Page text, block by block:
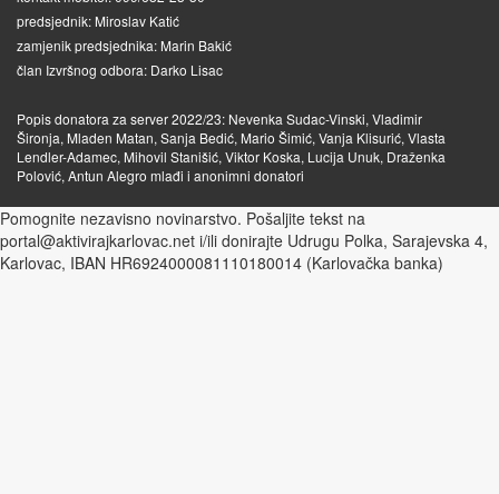
predsjednik: Miroslav Katić
zamjenik predsjednika: Marin Bakić
član Izvršnog odbora: Darko Lisac
Popis donatora za server 2022/23: Nevenka Sudac-Vinski, Vladimir
Šironja, Mladen Matan, Sanja Bedić, Mario Šimić, Vanja Klisurić, Vlasta
Lendler-Adamec, Mihovil Stanišić, Viktor Koska, Lucija Unuk, Draženka
Polović, Antun Alegro mlađi i anonimni donatori
Pomognite nezavisno novinarstvo. Pošaljite tekst na
portal@aktivirajkarlovac.net i/ili donirajte Udrugu Polka, Sarajevska 4,
Karlovac, IBAN HR6924000081110180014 (Karlovačka banka)